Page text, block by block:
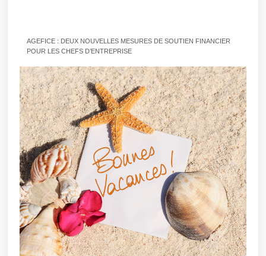
AGEFICE : DEUX NOUVELLES MESURES DE SOUTIEN FINANCIER
POUR LES CHEFS D’ENTREPRISE